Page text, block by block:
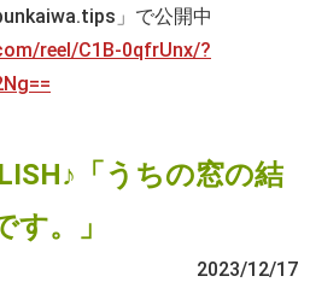
」で公開中
reel/C1B-0qfrUnx/?
「うちの窓の結
す。」
2023/12/17